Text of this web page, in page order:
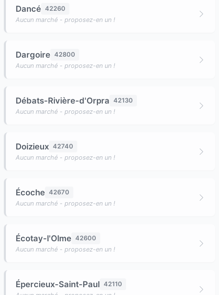
Dancé 42260
Aucun marché - proposez-en un !
Dargoire 42800
Aucun marché - proposez-en un !
Débats-Rivière-d'Orpra 42130
Aucun marché - proposez-en un !
Doizieux 42740
Aucun marché - proposez-en un !
Écoche 42670
Aucun marché - proposez-en un !
Écotay-l'Olme 42600
Aucun marché - proposez-en un !
Épercieux-Saint-Paul 42110